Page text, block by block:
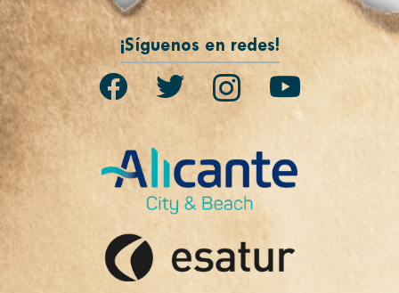
¡Síguenos en redes!